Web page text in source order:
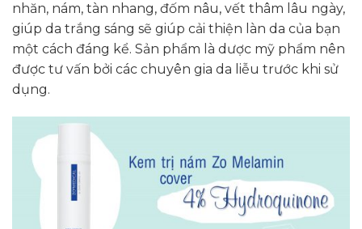
nhăn, nám, tàn nhang, đốm nâu, vết thâm lâu ngày,
giúp da trắng sáng sẽ giúp cải thiện làn da của bạn
một cách đáng kể. Sản phẩm là dược mỹ phẩm nên
được tư vấn bởi các chuyên gia da liễu trước khi sử
dụng.